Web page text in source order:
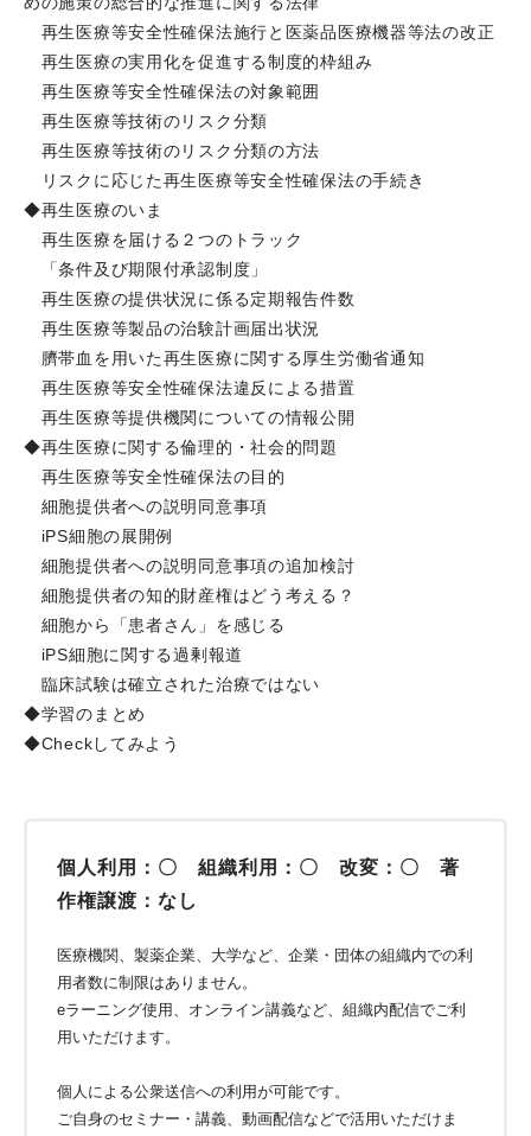
再生医療等安全性確保法施行と医薬品医療機器等法の改正
再生医療の実用化を促進する制度的枠組み
再生医療等安全性確保法の対象範囲
再生医療等技術のリスク分類
再生医療等技術のリスク分類の方法
リスクに応じた再生医療等安全性確保法の手続き
◆再生医療のいま
再生医療を届ける２つのトラック
「条件及び期限付承認制度」
再生医療の提供状況に係る定期報告件数
再生医療等製品の治験計画届出状況
臍帯血を用いた再生医療に関する厚生労働省通知
再生医療等安全性確保法違反による措置
再生医療等提供機関についての情報公開
◆再生医療に関する倫理的・社会的問題
再生医療等安全性確保法の目的
細胞提供者への説明同意事項
iPS細胞の展開例
細胞提供者への説明同意事項の追加検討
細胞提供者の知的財産権はどう考える？
細胞から「患者さん」を感じる
iPS細胞に関する過剰報道
臨床試験は確立された治療ではない
◆学習のまとめ
◆Checkしてみよう
個人利用：〇 組織利用：〇 改変：〇 著
作権譲渡：なし
医療機関、製薬企業、大学など、企業・団体の組織内での利
用者数に制限はありません。
eラーニング使用、オンライン講義など、組織内配信でご利
用いただけます。
個人による公衆送信への利用が可能です。
ご自身のセミナー・講義、動画配信などで活用いただけま